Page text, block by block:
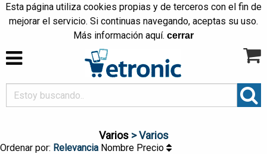
Esta página utiliza cookies propias y de terceros con el fin de
mejorar el servicio. Si continuas navegando, aceptas su uso.
Más información aquí. cerrar
Varios> Varios
Ordenar por: Relevancia Nombre Precio